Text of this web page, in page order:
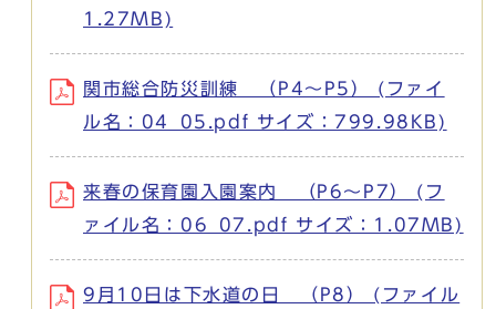
1.27MB)
関市総合防災訓練 （P4～P5） (ファイ
ル名：04_05.pdf サイズ：799.98KB)
来春の保育園入園案内 （P6～P7） (フ
ァイル名：06_07.pdf サイズ：1.07MB)
9月10日は下水道の日 （P8） (ファイル